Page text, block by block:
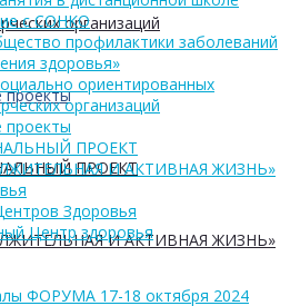
организаций
проекты
ПРОЕКТ
И АКТИВНАЯ ЖИЗНЬ»
с СОНКО
профилактики заболеваний
здоровья»
ориентированных
организаций
проекты
ПРОЕКТ
И АКТИВНАЯ ЖИЗНЬ»
Здоровья
Центр здоровья
ФОРУМА 17-18 октября 2024